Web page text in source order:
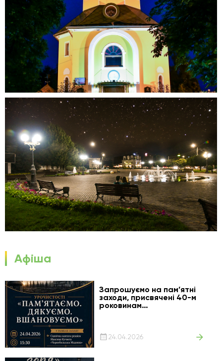
Афіша
Запрошуємо на пам’ятні
заходи, присвячені 40-м
роковинам
та світу
24.04.2026